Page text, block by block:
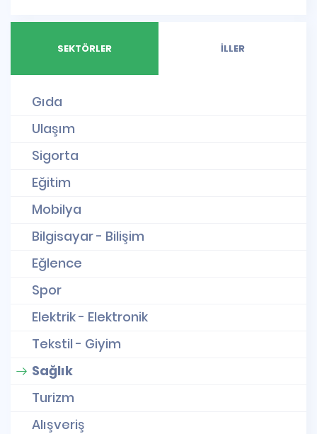
SEKTÖRLER İLLER
Gıda
Ulaşım
Sigorta
Eğitim
Mobilya
Bilgisayar - Bilişim
Eğlence
Spor
Elektrik - Elektronik
Tekstil - Giyim
Sağlık
Turizm
Alışveriş